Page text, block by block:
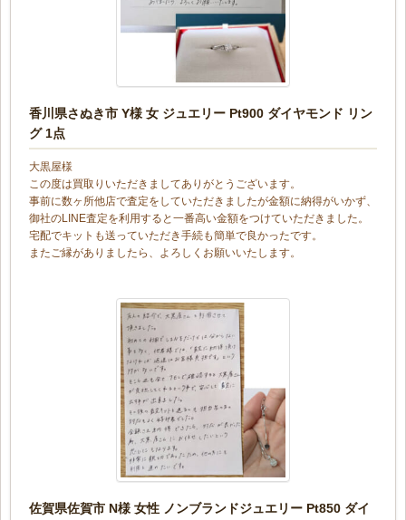
香川県さぬき市 Y様 女 ジュエリー Pt900 ダイヤモンド リン
グ 1点
大黒屋様
この度は買取りいただきましてありがとうございます。
事前に数ヶ所他店で査定をしていただきましたが金額に納得がいかず、
御社のLINE査定を利用すると一番高い金額をつけていただきました。
宅配でキットも送っていただき手続も簡単で良かったです。
またご縁がありましたら、よろしくお願いいたします。
佐賀県佐賀市 N様 女性 ノンブランドジュエリー Pt850 ダイ